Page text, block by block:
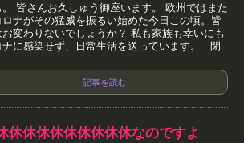
。 皆さんお久しゅう御座います。 欧州ではまた
ロナがその猛威を振るい始めた今日この頃。皆
お変わりないでしょうか？ 私も家族も幸いにも
ナに感染せず、日常生活を送っています。 閉
記事を読む
休休休休休休休休休なのですよ